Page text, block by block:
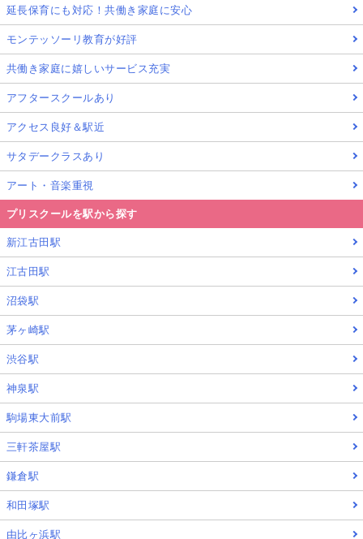
延長保育にも対応！共働き家庭に安心
モンテッソーリ教育が好評
共働き家庭に嬉しいサービス充実
アフタースクールあり
アクセス良好＆駅近
サタデークラスあり
アート・音楽重視
プリスクールを駅から探す
新江古田駅
江古田駅
沼袋駅
茅ヶ崎駅
渋谷駅
神泉駅
駒場東大前駅
三軒茶屋駅
鎌倉駅
和田塚駅
由比ヶ浜駅